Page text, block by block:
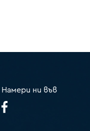
Намери ни във